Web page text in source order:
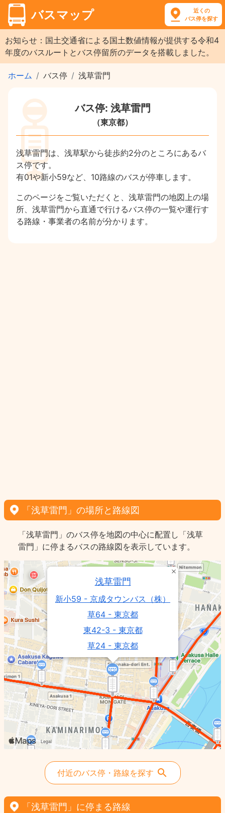
バスマップ
近くの
バス停を探す
お知らせ：国土交通省による国土数値情報が提供する令和4
年度のバスルートとバス停留所のデータを搭載しました。
ホーム バス停 浅草雷門
バス停: 浅草雷門
（東京都）
浅草雷門は、浅草駅から徒歩約2分のところにあるバ
ス停です。
有01や新小59など、10路線のバスが停車します。
このページをご覧いただくと、浅草雷門の地図上の場
所、浅草雷門から直通で行けるバス停の一覧や運行す
る路線・事業者の名前が分かります。
「浅草雷門」の場所と路線図
「浅草雷門」のバス停を地図の中心に配置し「浅草
雷門」に停まるバスの路線図を表示しています。
浅草雷門
新小59 - 京成タウンバス（株）
草64 - 東京都
東42-3 - 東京都
草24 - 東京都
上23 - 東京都
草63 - 東京都
草43 - 東京都
草39 - 東京都
有01 - 京成タウンバス（株）
ぐるーりめぐりん - 台東区
付近のバス停・路線を探す
「浅草雷門」に停まる路線